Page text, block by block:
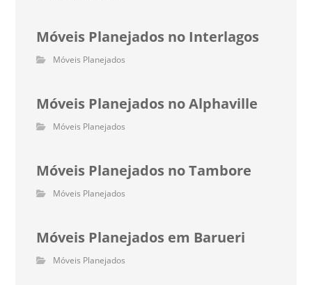
Móveis Planejados no Interlagos
Móveis Planejados
Móveis Planejados no Alphaville
Móveis Planejados
Móveis Planejados no Tambore
Móveis Planejados
Móveis Planejados em Barueri
Móveis Planejados